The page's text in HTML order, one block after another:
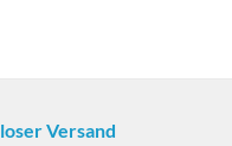
Versand